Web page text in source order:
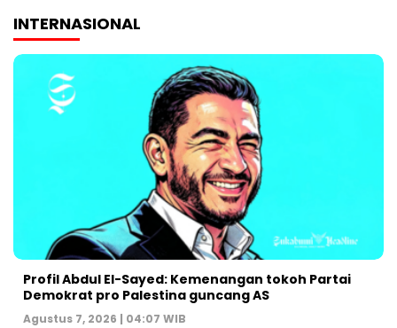
INTERNASIONAL
Profil Abdul El-Sayed: Kemenangan tokoh Partai
Demokrat pro Palestina guncang AS
Agustus 7, 2026 | 04:07 WIB